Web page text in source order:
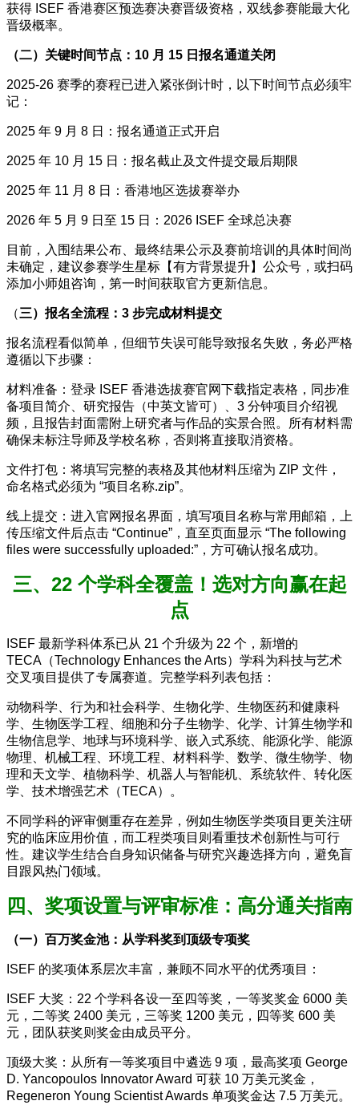
获得 ISEF 香港赛区预选赛决赛晋级资格，双线参赛能最大化
晋级概率。
（二）关键时间节点：10 月 15 日报名通道关闭
2025-26 赛季的赛程已进入紧张倒计时，以下时间节点必须牢
记：
2025 年 9 月 8 日：报名通道正式开启
2025 年 10 月 15 日：报名截止及文件提交最后期限
2025 年 11 月 8 日：香港地区选拔赛举办
2026 年 5 月 9 日至 15 日：2026 ISEF 全球总决赛
目前，入围结果公布、最终结果公示及赛前培训的具体时间尚
未确定，建议参赛学生星标【有方背景提升】公众号，或扫码
添加小师姐咨询，第一时间获取官方更新信息。
（三）报名全流程：3 步完成材料提交
报名流程看似简单，但细节失误可能导致报名失败，务必严格
遵循以下步骤：
材料准备：登录 ISEF 香港选拔赛官网下载指定表格，同步准
备项目简介、研究报告（中英文皆可）、3 分钟项目介绍视
频，且报告封面需附上研究者与作品的实景合照。所有材料需
确保未标注导师及学校名称，否则将直接取消资格。
文件打包：将填写完整的表格及其他材料压缩为 ZIP 文件，
命名格式必须为 “项目名称.zip”。
线上提交：进入官网报名界面，填写项目名称与常用邮箱，上
传压缩文件后点击 “Continue”，直至页面显示 “The following
files were successfully uploaded:”，方可确认报名成功。
三、22 个学科全覆盖！选对方向赢在起
点
ISEF 最新学科体系已从 21 个升级为 22 个，新增的
TECA（Technology Enhances the Arts）学科为科技与艺术
交叉项目提供了专属赛道。完整学科列表包括：
动物科学、行为和社会科学、生物化学、生物医药和健康科
学、生物医学工程、细胞和分子生物学、化学、计算生物学和
生物信息学、地球与环境科学、嵌入式系统、能源化学、能源
物理、机械工程、环境工程、材料科学、数学、微生物学、物
理和天文学、植物科学、机器人与智能机、系统软件、转化医
学、技术增强艺术（TECA）。
不同学科的评审侧重存在差异，例如生物医学类项目更关注研
究的临床应用价值，而工程类项目则看重技术创新性与可行
性。建议学生结合自身知识储备与研究兴趣选择方向，避免盲
目跟风热门领域。
四、奖项设置与评审标准：高分通关指南
（一）百万奖金池：从学科奖到顶级专项奖
ISEF 的奖项体系层次丰富，兼顾不同水平的优秀项目：
ISEF 大奖：22 个学科各设一至四等奖，一等奖奖金 6000 美
元，二等奖 2400 美元，三等奖 1200 美元，四等奖 600 美
元，团队获奖则奖金由成员平分。
顶级大奖：从所有一等奖项目中遴选 9 项，最高奖项 George
D. Yancopoulos Innovator Award 可获 10 万美元奖金，
Regeneron Young Scientist Awards 单项奖金达 7.5 万美元。